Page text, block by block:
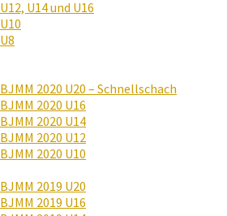
U12, U14 und U16
U10
U8
BJMM 2020 U20 – Schnellschach
BJMM 2020 U16
BJMM 2020 U14
BJMM 2020 U12
BJMM 2020 U10
BJMM 2019 U20
BJMM 2019 U16